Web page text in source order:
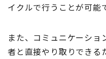
イクルで行うことが可能
また、コミュニケーショ
者と直接やり取りできる